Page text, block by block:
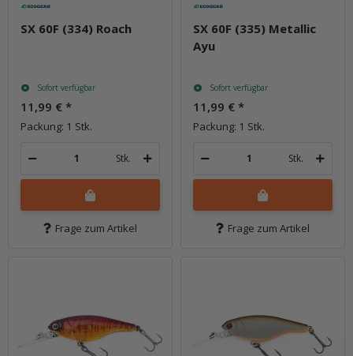
SX 60F (334) Roach
Sofort verfügbar
11,99 € *
Packung: 1 Stk.
Stk.
Frage zum Artikel
SX 60F (335) Metallic
Ayu
Sofort verfügbar
11,99 € *
Packung: 1 Stk.
Stk.
Frage zum Artikel